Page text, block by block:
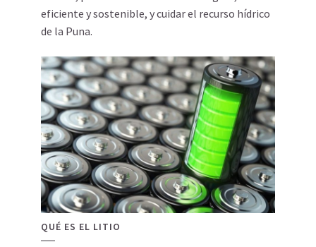
eficiente y sostenible, y cuidar el recurso hídrico
de la Puna.
QUÉ ES EL LITIO